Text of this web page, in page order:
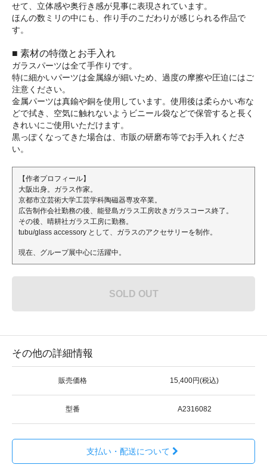
せて、立体感や奥行き感が見事に表現されています。
ほんの数ミリの中にも、作り手のこだわりが感じられる作品で
す。
■ 素材の特徴とお手入れ
ガラスパーツは全て手作りです。
特に細かいパーツは金属線が細いため、過度の摩擦や圧迫にはご
注意ください。
金属パーツは真鍮や銅を使用しています。使用後は柔らかい布な
どで拭き、空気に触れないようビニール袋などで保管すると長く
きれいにご使用いただけます。
黒っぽくなってきた場合は、市販の研磨布等でお手入れくださ
い。
【作者プロフィール】
大阪出身。ガラス作家。
京都市立芸術大学工芸学科陶磁器専攻卒業。
広告制作会社勤務の後、能登島ガラス工房吹きガラスコース終了。
その後、晴耕社ガラス工房に勤務。
tubu/glass accessory として、ガラスのアクセサリーを制作。
現在、グループ展中心に活躍中。
SOLD OUT
その他の詳細情報
販売価格 15,400円(税込)
型番 A2316082
支払い・配送について